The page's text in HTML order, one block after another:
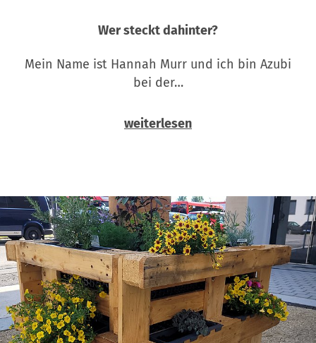
Wer steckt dahinter?
Mein Name ist Hannah Murr und ich bin Azubi
bei der…
weiterlesen